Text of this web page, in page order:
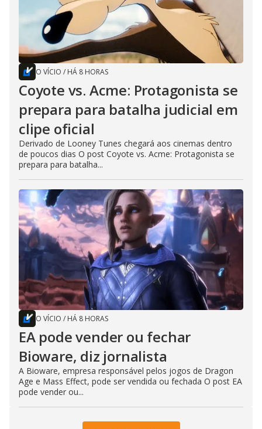
O VÍCIO / HÁ 8 HORAS
Coyote vs. Acme: Protagonista se
prepara para batalha judicial em
clipe oficial
Derivado de Looney Tunes chegará aos cinemas dentro
de poucos dias O post Coyote vs. Acme: Protagonista se
prepara para batalha...
O VÍCIO / HÁ 8 HORAS
EA pode vender ou fechar
Bioware, diz jornalista
A Bioware, empresa responsável pelos jogos de Dragon
Age e Mass Effect, pode ser vendida ou fechada O post EA
pode vender ou...